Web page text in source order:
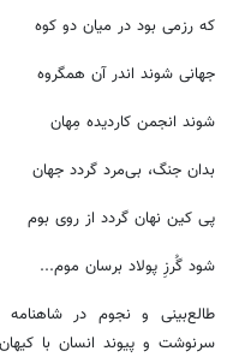
که رزمی بود در میان دو کوه
جهانی شوند اندر آن همگروه
شوند انجمن کاردیده مِهان
بدان جنگ، بی‌مرد گردد جهان
پی کین نهان گردد از روی بوم
شود گُرزِ پولاد برسان موم...
طالع‌بینی و نجوم در شاهنامه
سرنوشت و پیوند انسان با